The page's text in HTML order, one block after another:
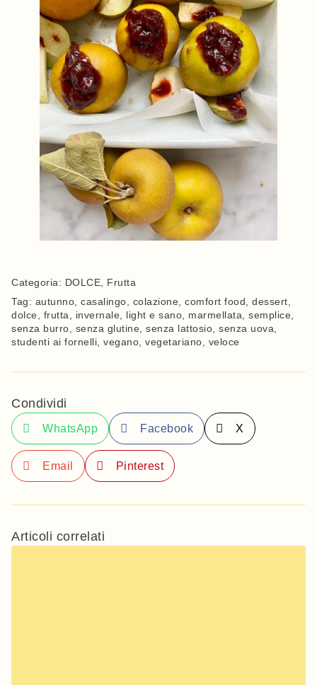
Categoria: DOLCE, Frutta
Tag: autunno, casalingo, colazione, comfort food, dessert,
dolce, frutta, invernale, light e sano, marmellata, semplice,
senza burro, senza glutine, senza lattosio, senza uova,
studenti ai fornelli, vegano, vegetariano, veloce
Condividi
WhatsApp Facebook X
Email Pinterest
Articoli correlati